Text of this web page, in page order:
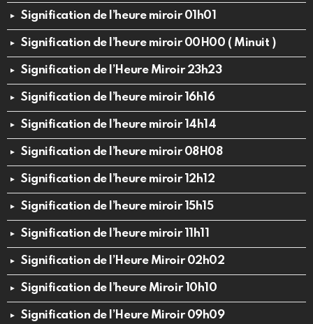
Signification de l’heure miroir 01h01
Signification de l’heure miroir 00H00 ( Minuit )
Signification de l’Heure Miroir 23h23
Signification de l’heure miroir 16h16
Signification de l’heure miroir 14h14
Signification de l’heure miroir 08H08
Signification de l’heure miroir 12h12
Signification de l’heure miroir 15h15
Signification de l’heure miroir 11h11
Signification de l’Heure Miroir 02h02
Signification de l’heure Miroir 10h10
Signification de l’Heure Miroir 09h09